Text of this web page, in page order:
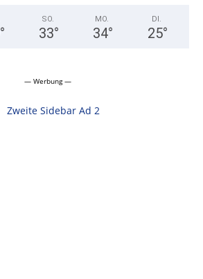
°
SO.
33°
MO.
34°
DI.
25°
— Werbung —